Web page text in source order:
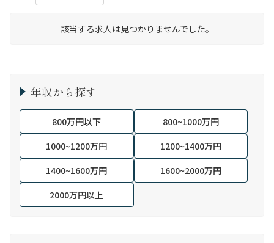
該当する求人は見つかりませんでした。
年収から探す
800万円以下
800~1000万円
1000~1200万円
1200~1400万円
1400~1600万円
1600~2000万円
2000万円以上